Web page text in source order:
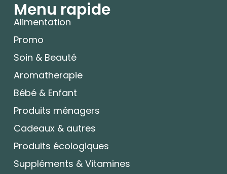
Menu rapide
Alimentation
Promo
Soin & Beauté
Aromatherapie
Bébé & Enfant
Produits ménagers
Cadeaux & autres
Produits écologiques
Suppléments & Vitamines